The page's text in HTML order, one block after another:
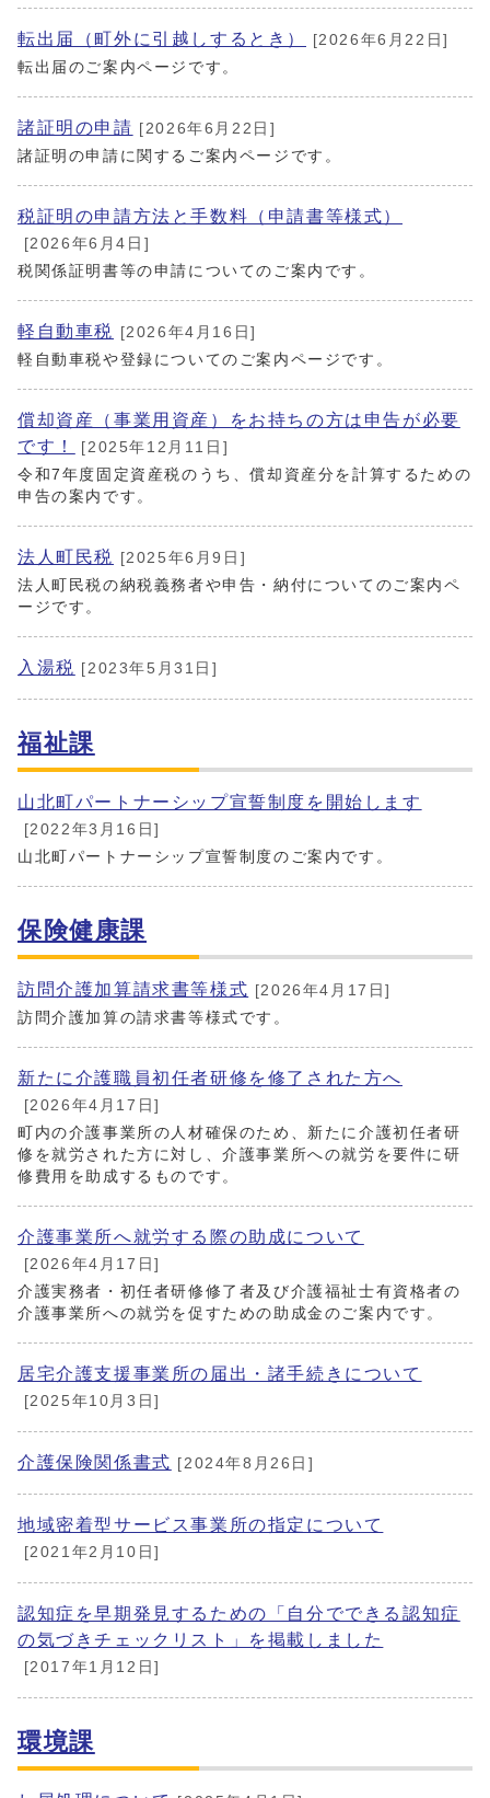
転出届（町外に引越しするとき）
[2026年6月22日]
転出届のご案内ページです。
諸証明の申請 [2026年6月22日]
諸証明の申請に関するご案内ページです。
税証明の申請方法と手数料（申請書等様式）
[2026年6月4日]
税関係証明書等の申請についてのご案内です。
軽自動車税 [2026年4月16日]
軽自動車税や登録についてのご案内ページです。
償却資産（事業用資産）をお持ちの方は申告が必要
です！
[2025年12月11日]
令和7年度固定資産税のうち、償却資産分を計算するための
申告の案内です。
法人町民税 [2025年6月9日]
法人町民税の納税義務者や申告・納付についてのご案内ペ
ージです。
入湯税 [2023年5月31日]
福祉課
山北町パートナーシップ宣誓制度を開始します
[2022年3月16日]
山北町パートナーシップ宣誓制度のご案内です。
保険健康課
訪問介護加算請求書等様式 [2026年4月17日]
訪問介護加算の請求書等様式です。
新たに介護職員初任者研修を修了された方へ
[2026年4月17日]
町内の介護事業所の人材確保のため、新たに介護初任者研
修を就労された方に対し、介護事業所への就労を要件に研
修費用を助成するものです。
介護事業所へ就労する際の助成について
[2026年4月17日]
介護実務者・初任者研修修了者及び介護福祉士有資格者の
介護事業所への就労を促すための助成金のご案内です。
居宅介護支援事業所の届出・諸手続きについて
[2025年10月3日]
介護保険関係書式 [2024年8月26日]
地域密着型サービス事業所の指定について
[2021年2月10日]
認知症を早期発見するための「自分でできる認知症
の気づきチェックリスト」を掲載しました
[2017年1月12日]
環境課